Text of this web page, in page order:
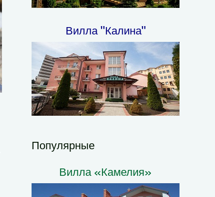
Вилла "Калина"
Популярные
Вилла «Камелия»